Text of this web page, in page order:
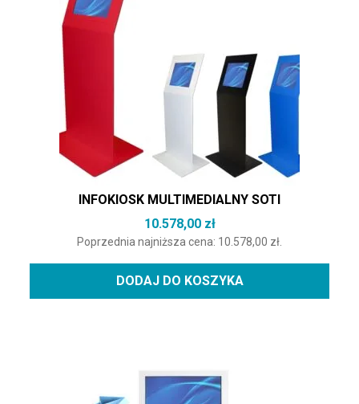
INFOKIOSK MULTIMEDIALNY SOTI
10.578,00 zł
Poprzednia najniższa cena: 10.578,00 zł.
DODAJ DO KOSZYKA